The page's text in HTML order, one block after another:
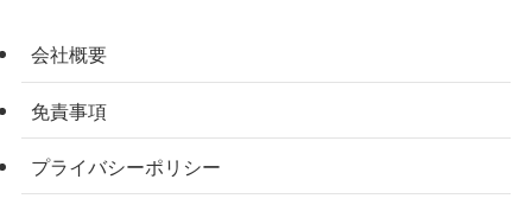
会社概要
免責事項
プライバシーポリシー